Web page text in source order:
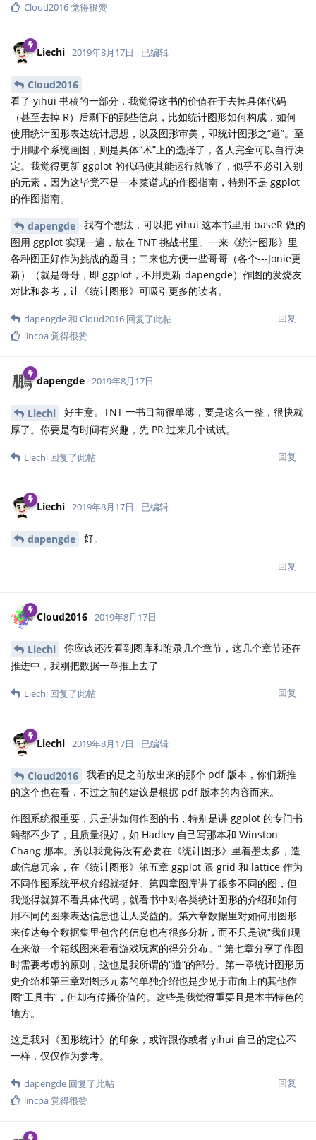
Cloud2016觉得很赞
Liechi 2019年8月17日 已编辑
Cloud2016
看了 yihui 书稿的一部分，我觉得这书的价值在于去掉具体代码
（甚至去掉 R）后剩下的那些信息，比如统计图形如何构成，如何
使用统计图形表达统计思想，以及图形审美，即统计图形之“道”。至
于用哪个系统画图，则是具体“术”上的选择了，各人完全可以自行决
定。我觉得更新 ggplot 的代码使其能运行就够了，似乎不必引入别
的元素，因为这毕竟不是一本菜谱式的作图指南，特别不是 ggplot
的作图指南。
dapengde
我有个想法，可以把 yihui 这本书里用 baseR 做的
图用 ggplot 实现一遍，放在 TNT 挑战书里。一来《统计图形》里
各种图正好作为挑战的题目；二来也方便一些哥哥（各个---Jonie更
新）（就是哥哥，即 ggplot，不用更新-dapengde）作图的发烧友
对比和参考，让《统计图形》可吸引更多的读者。
回复
dapengde和 Cloud2016 回复了此帖
lincpa觉得很赞
dapengde 2019年8月17日
Liechi
好主意。TNT 一书目前很单薄，要是这么一整，很快就
厚了。你要是有时间有兴趣，先 PR 过来几个试试。
回复
Liechi 回复了此帖
Liechi 2019年8月17日 已编辑
dapengde 好。
回复
Cloud2016 2019年8月17日
Liechi
你应该还没看到图库和附录几个章节，这几个章节还在
推进中，我刚把数据一章推上去了
回复
Liechi 回复了此帖
Liechi 2019年8月17日 已编辑
Cloud2016
我看的是之前放出来的那个 pdf 版本，你们新推
的这个也在看，不过之前的建议是根据 pdf 版本的内容而来。
作图系统很重要，只是讲如何作图的书，特别是讲 ggplot 的专门书
籍都不少了，且质量很好，如 Hadley 自己写那本和 Winston
Chang 那本。所以我觉得没有必要在《统计图形》里着墨太多，造
成信息冗余，在《统计图形》第五章 ggplot 跟 grid 和 lattice 作为
不同作图系统平权介绍就挺好。第四章图库讲了很多不同的图，但
我觉得就算不看具体代码，就看书中对各类统计图形的介绍和如何
用不同的图来表达信息也让人受益的。第六章数据里对如何用图形
来传达每个数据集里包含的信息也有很多分析，而不只是说“我们现
在来做一个箱线图来看看游戏玩家的得分分布。” 第七章分享了作图
时需要考虑的原则，这也是我所谓的“道”的部分。第一章统计图形历
史介绍和第三章对图形元素的单独介绍也是少见于市面上的其他作
图“工具书”，但却有传播价值的。这些是我觉得重要且是本书特色的
地方。
这是我对《图形统计》的印象，或许跟你或者 yihui 自己的定位不
一样，仅仅作为参考。
回复
dapengde 回复了此帖
lincpa觉得很赞